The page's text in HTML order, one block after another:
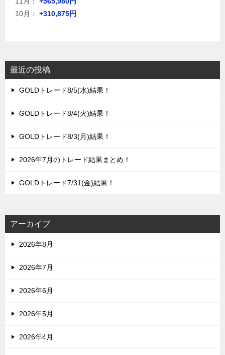
10月：
+310,875円
最近の投稿
GOLDトレード8/5(水)結果！
GOLDトレード8/4(火)結果！
GOLDトレード8/3(月)結果！
2026年7月のトレード結果まとめ！
GOLDトレード7/31(金)結果！
アーカイブ
2026年8月
2026年7月
2026年6月
2026年5月
2026年4月